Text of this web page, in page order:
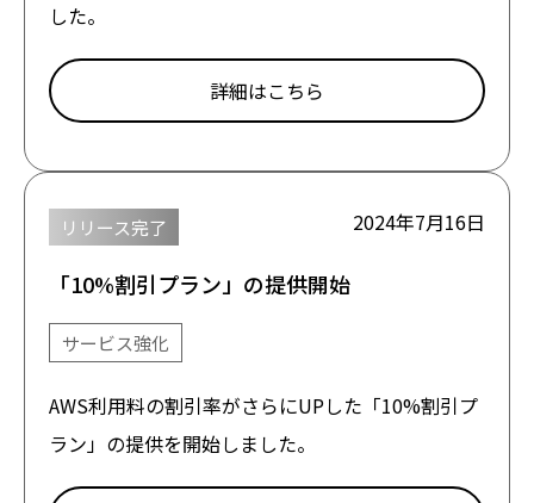
した。
詳細はこちら
リリース完了 2024年7月16日
「10%割引プラン」の提供開始
サービス強化
AWS利用料の割引率がさらにUPした「10%割引プ
ラン」の提供を開始しました。